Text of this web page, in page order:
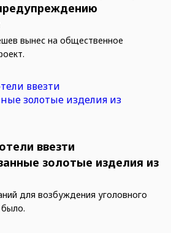
вынес на общественное
ввезти
золотые изделия из
для возбуждения уголовного